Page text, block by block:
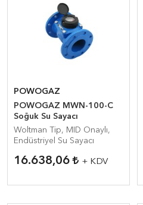
POWOGAZ
POWOGAZ MWN-100-C
Soğuk Su Sayacı
Woltman Tip, MID Onaylı,
Endüstriyel Su Sayacı
16.638,06 + KDV